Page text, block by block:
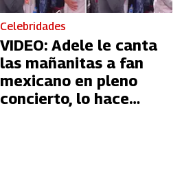
Celebridades
VIDEO: Adele le canta
las mañanitas a fan
mexicano en pleno
concierto, lo hace